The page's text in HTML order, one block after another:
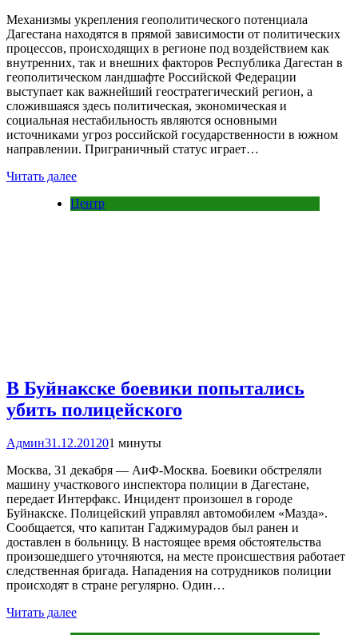
Механизмы укрепления геополитического потенциала
Дагестана находятся в прямой зависимости от политических
процессов, происходящих в регионе под воздействием как
внутренних, так и внешних факторов Республика Дагестан в
геополитическом ландшафте Российской Федерации
выступает как важнейший геостратегический регион, а
сложившаяся здесь политическая, экономическая и
социальная нестабильность являются основными
источниками угроз российской государственности в южном
направлении. Приграничный статус играет…
Читать далее
Центр
В Буйнакске боевики попытались
убить полицейского
Админ31.12.201201 минуты
Москва, 31 декабря — АиФ-Москва. Боевики обстреляли
машину участкового инспектора полиции в Дагестане,
передает Интерфакс. Инцидент произошел в городе
Буйнакске. Полицейский управлял автомобилем «Мазда».
Сообщается, что капитан Гаджимурадов был ранен и
доставлен в больницу. В настоящее время обстоятельства
произошедшего уточняются, на месте происшествия работает
следственная бригада. Нападения на сотрудников полиции
происходят в стране регулярно. Один…
Читать далее